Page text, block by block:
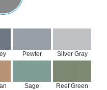
Pewter Silver Gray
Sage Reef Green